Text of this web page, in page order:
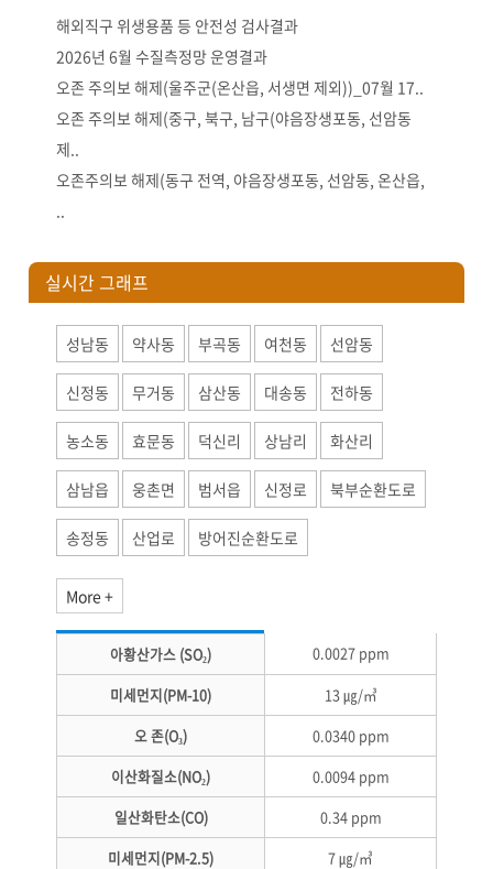
해외직구 위생용품 등 안전성 검사결과
2026년 6월 수질측정망 운영결과
오존 주의보 해제(울주군(온산읍, 서생면 제외))_07월 17..
오존 주의보 해제(중구, 북구, 남구(야음장생포동, 선암동
제..
오존주의보 해제(동구 전역, 야음장생포동, 선암동, 온산읍,
실시간 그래프
성남동 약사동 부곡동 여천동 선암동
신정동 무거동 삼산동 대송동 전하동
농소동 효문동 덕신리 상남리 화산리
삼남읍 웅촌면 범서읍 신정로 북부순환도로
송정동 산업로 방어진순환도로
More +
아황산가스 (SO₂)
0.0027 ppm
미세먼지(PM-10)
13 ㎍/㎥
오 존(O₃)
0.0340 ppm
이산화질소(NO₂)
0.0094 ppm
일산화탄소(CO)
0.34 ppm
미세먼지(PM-2.5)
7 ㎍/㎥